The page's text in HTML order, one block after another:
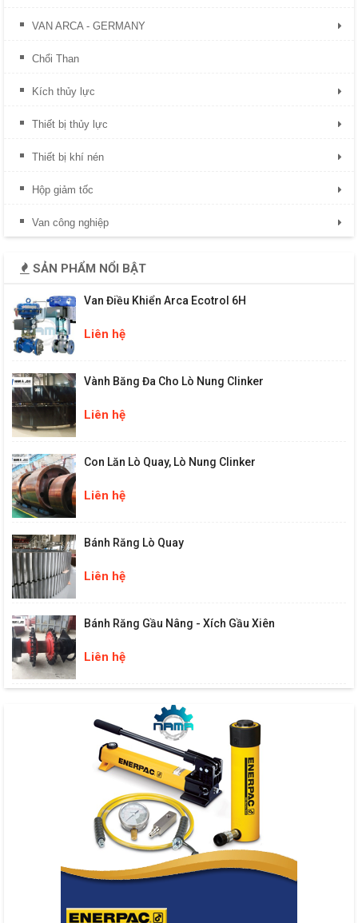
VAN ARCA - GERMANY
Chổi Than
Kích thủy lực
Thiết bị thủy lực
Thiết bị khí nén
Hộp giảm tốc
Van công nghiệp
SẢN PHẨM NỔI BẬT
Van Điều Khiển Arca Ecotrol 6H
Liên hệ
Vành Băng Đa Cho Lò Nung Clinker
Liên hệ
Con Lăn Lò Quay, Lò Nung Clinker
Liên hệ
Bánh Răng Lò Quay
Liên hệ
Bánh Răng Gầu Nâng - Xích Gầu Xiên
Liên hệ